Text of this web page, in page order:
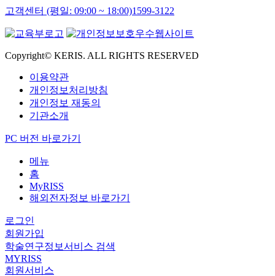
고객센터 (평일: 09:00 ~ 18:00)1599-3122
Copyright© KERIS. ALL RIGHTS RESERVED
이용약관
개인정보처리방침
개인정보 재동의
기관소개
PC 버전 바로가기
메뉴
홈
MyRISS
해외전자정보 바로가기
로그인
회원가입
학술연구정보서비스 검색
MYRISS
회원서비스